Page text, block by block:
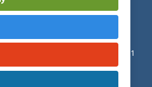
Église adventiste du septième
de Belgique et du Luxembourg.
Dammarie Les Lys, France |
+33 (0) 1